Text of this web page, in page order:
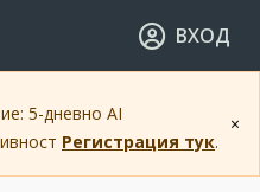
ВХОД
×
5-дневно AI
Регистрация тук.